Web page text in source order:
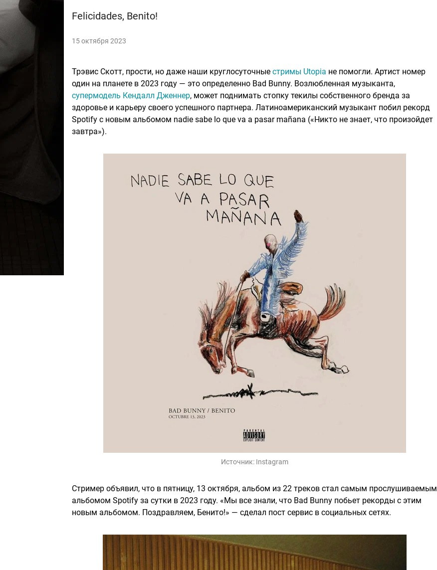
Felicidades, Benito!
15 октября 2023
Трэвис Скотт, прости, но даже наши круглосуточные стримы Utopia не помогли. Артист номер
один на планете в 2023 году — это определенно Bad Bunny. Возлюбленная музыканта,
супермодель Кендалл Дженнер, может поднимать стопку текилы собственного бренда за
здоровье и карьеру своего успешного партнера. Латиноамериканский музыкант побил рекорд
Spotify с новым альбомом nadie sabe lo que va a pasar mañana («Никто не знает, что произойдет
завтра»).
Источник: Instagram
Стример объявил, что в пятницу, 13 октября, альбом из 22 треков стал самым прослушиваемым
альбомом Spotify за сутки в 2023 году. «Мы все знали, что Bad Bunny побьет рекорды с этим
новым альбомом. Поздравляем, Бенито!» — сделал пост сервис в социальных сетях.